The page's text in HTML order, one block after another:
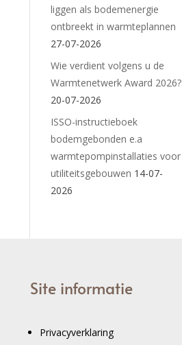
liggen als bodemenergie
ontbreekt in warmteplannen
27-07-2026
Wie verdient volgens u de
Warmtenetwerk Award 2026?
20-07-2026
ISSO-instructieboek
bodemgebonden e.a
warmtepompinstallaties voor
utiliteitsgebouwen 14-07-
2026
Site informatie
Privacyverklaring